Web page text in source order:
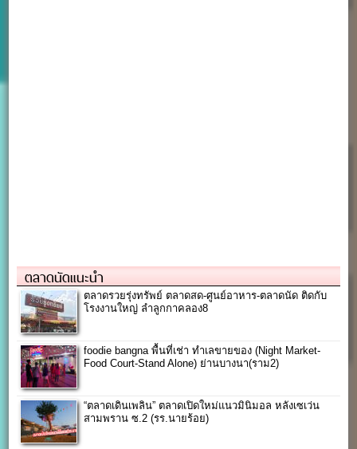
ตลาดนัดแนะนำ
ตลาดรวยรุ่งทรัพย์ ตลาดสด-ศูนย์อาหาร-ตลาดนัด ติดกับ
โรงงานใหญ่ ลำลูกกาคลอง8
foodie bangna พื้นที่เช่า ทำเลขายของ (Night Market-
Food Court-Stand Alone) ย่านบางนา(ราม2)
“ตลาดเดินเพลิน” ตลาดเปิดใหม่แนวมินิมอล หลังเซเว่น
สามพราน ซ.2 (รร.นายร้อย)